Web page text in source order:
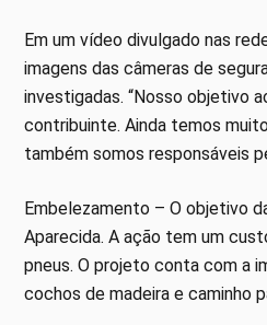
Em um vídeo divulgado nas
imagens das câmeras de
investigadas. “Nosso objetivo
contribuinte. Ainda temos
também somos responsáveis
Embelezamento – O objetivo
Aparecida. A ação tem um
pneus. O projeto conta com a
cochos de madeira e caminho